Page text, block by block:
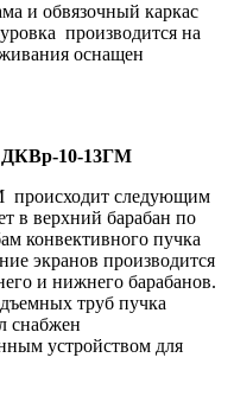
и обвязочный каркас
производится на
оснащен
ДКВр-10-13ГМ
происходит следующим
в верхний барабан по
конвективного пучка
экранов производится
и нижнего барабанов.
труб пучка
снабжен
устройством для